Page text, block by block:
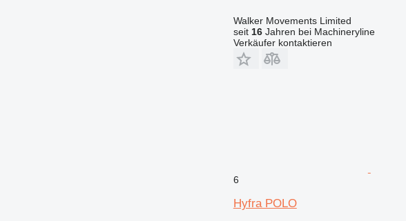
Walker Movements Limited
seit 16Jahren bei Machineryline
Verkäufer kontaktieren
6
Hyfra POLO